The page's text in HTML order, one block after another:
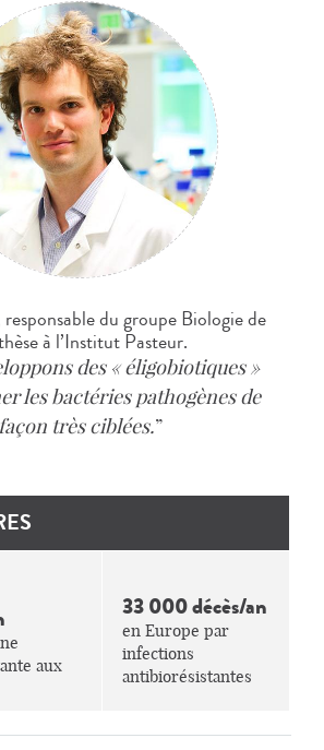
responsable du groupe Biologie de
à l’Institut Pasteur.
des « éligobiotiques »
les bactéries pathogènes de
très ciblées.
aux
33 000 décès/an
en Europe par
infections
antibiorésistantes